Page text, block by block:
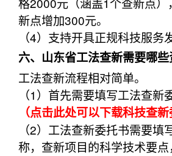
新点增加300元。
（4）支持开具正规科技服务
六、山东省工法查新需要哪些
工法查新流程相对简单。
（1）首先需要填写工法查新
（点击此处可以下载科技查新
（2）工法查新委托书需要填
称，查新项目的科学技术要